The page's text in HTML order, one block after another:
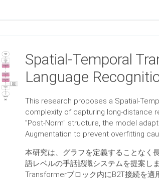
Spatial-Temporal
Language
This research proposes a Spatial-
complexity of capturing long-distance
"Post-Norm" structure, the model
Augmentation to prevent overfitting
本研究は、グラフを定義することなく
語レベルの手話認識システムを提案し
Transformerブロック内にB2T接続を